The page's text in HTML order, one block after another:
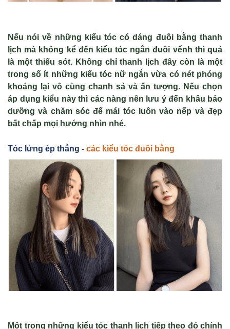
Nếu nói về những kiểu tóc có dáng đuôi bằng thanh
lịch mà không kể đến kiểu tóc ngắn đuôi vểnh thì quả
là một thiếu sót. Không chỉ thanh lịch đây còn là một
trong số ít những kiểu tóc nữ ngắn vừa có nét phóng
khoáng lại vô cùng chanh sả và ấn tượng. Nếu chọn
áp dụng kiểu này thì các nàng nên lưu ý đến khâu bảo
dưỡng và chăm sóc để mái tóc luôn vào nếp và đẹp
bất chấp mọi hướng nhìn nhé.
Tóc l ửng ép thẳng - các kiểu tóc đuôi bằng
Một trong những kiểu tóc thanh lịch tiếp theo đó chính